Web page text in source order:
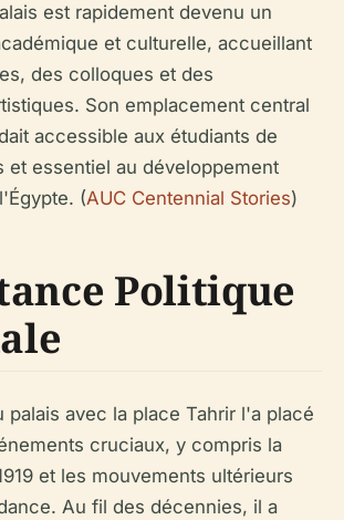
est rapidement devenu un
et culturelle, accueillant
des colloques et des
Son emplacement central
accessible aux étudiants de
et essentiel au développement
(AUC Centennial Stories)
Politique
palais avec la place Tahrir l'a placé
cruciaux, y compris la
et les mouvements ultérieurs
Au fil des décennies, il a